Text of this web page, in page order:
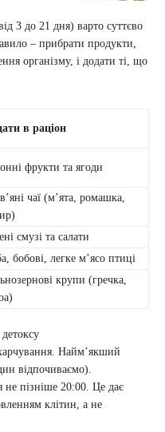
3 до 21 дня) варто суттєво
– прибрати продукти,
організму, і додати ті, що
в раціон
фрукти та ягоди
чаї (м’ята, ромашка,
смузі та салати
бобові, легке м’ясо птиці
крупи (гречка,
Найм’якший
відпочиваємо).
не пізніше 20:00. Це дає
клітин, а не